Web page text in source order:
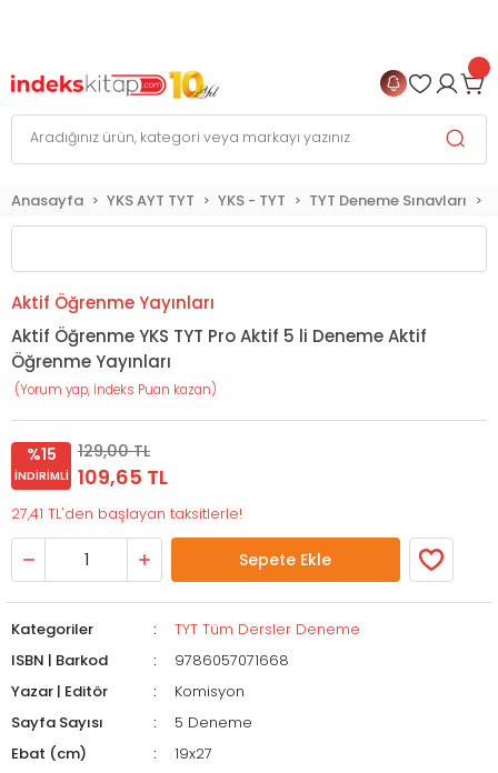
Anasayfa YKS AYT TYT YKS - TYT TYT Deneme Sınavları
Aktif Öğrenme Yayınları
Aktif Öğrenme YKS TYT Pro Aktif 5 li Deneme Aktif
Öğrenme Yayınları
(Yorum yap, İndeks Puan kazan)
%15
İNDIRIMLI
129,00 TL
109,65 TL
27,41 TL'den başlayan taksitlerle!
Sepete Ekle
Kategoriler
TYT Tüm Dersler Deneme
ISBN | Barkod
9786057071668
Yazar | Editör
Komisyon
Sayfa Sayısı
5 Deneme
Ebat (cm)
19x27